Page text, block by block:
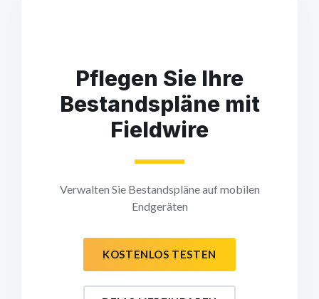
Pflegen Sie Ihre
Bestandspläne mit
Fieldwire
Verwalten Sie Bestandspläne auf mobilen
Endgeräten
KOSTENLOS TESTEN